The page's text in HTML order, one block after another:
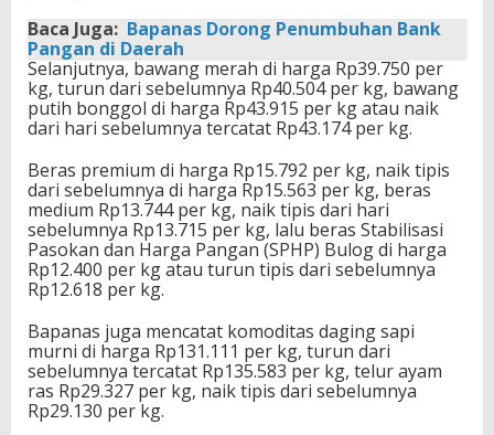
Baca Juga: Bapanas Dorong Penumbuhan Bank
Pangan di Daerah
Selanjutnya, bawang merah di harga Rp39.750 per
kg, turun dari sebelumnya Rp40.504 per kg, bawang
putih bonggol di harga Rp43.915 per kg atau naik
dari hari sebelumnya tercatat Rp43.174 per kg.
Beras premium di harga Rp15.792 per kg, naik tipis
dari sebelumnya di harga Rp15.563 per kg, beras
medium Rp13.744 per kg, naik tipis dari hari
sebelumnya Rp13.715 per kg, lalu beras Stabilisasi
Pasokan dan Harga Pangan (SPHP) Bulog di harga
Rp12.400 per kg atau turun tipis dari sebelumnya
Rp12.618 per kg.
Bapanas juga mencatat komoditas daging sapi
murni di harga Rp131.111 per kg, turun dari
sebelumnya tercatat Rp135.583 per kg, telur ayam
ras Rp29.327 per kg, naik tipis dari sebelumnya
Rp29.130 per kg.